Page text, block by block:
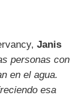
Janis
personas con
en el agua.
esa